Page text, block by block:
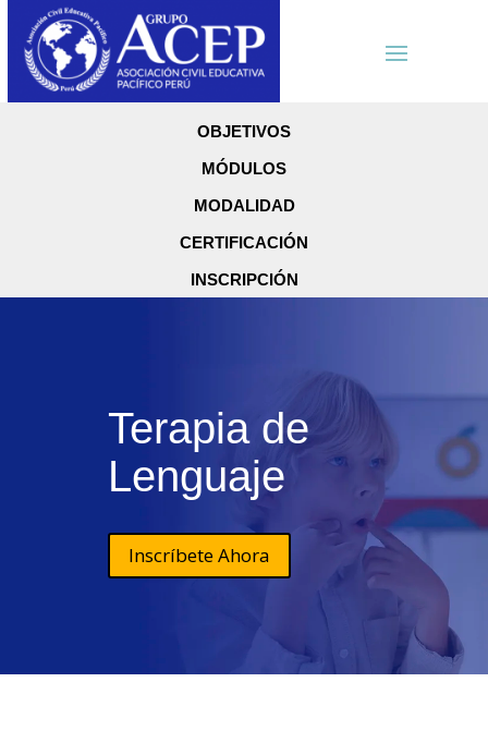
OBJETIVOS
MÓDULOS
MODALIDAD
CERTIFICACIÓN
INSCRIPCIÓN
Terapia de
Lenguaje
Inscríbete Ahora